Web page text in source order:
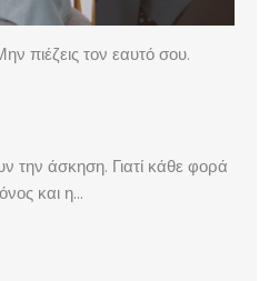
πιέζεις τον εαυτό σου.
την άσκηση. Γιατί κάθε φορά
και η…